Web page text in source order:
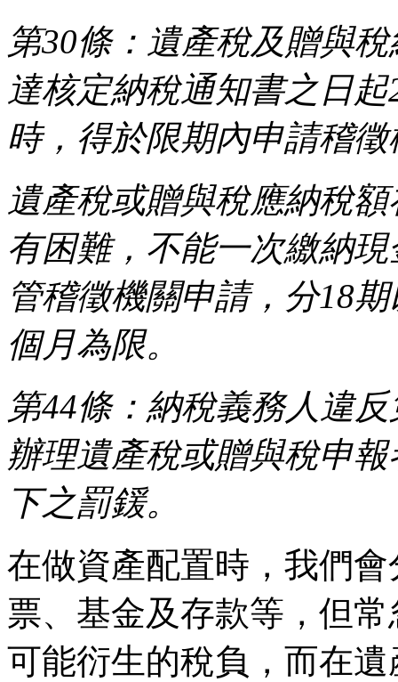
第30條：遺產稅及贈與
達核定納稅通知書之日
時，得於限期內申請稽
遺產稅或贈與稅應納稅
有困難，不能一次繳納
管稽徵機關申請，分18
個月為限。
第44條：納稅義務人違
辦理遺產稅或贈與稅申
下之罰鍰。
在做資產配置時，我們
票、基金及存款等，但
可能衍生的稅負，而在